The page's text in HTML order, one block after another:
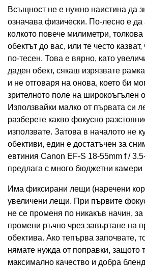
Всъщност не е нужно наистина да
означава физически. По-лесно е да
колкото повече милиметри,
обектът до вас, или те често
по-тесен. Това е вярно, като
даден обект, сякаш изрязвате
и не отговаря на онова, което би
зрителното поле на широкоъгълен
Използвайки малко от първата си
разберете какво фокусно
използвате. Затова в началото не
обективи, един е достатъчен за
евтиния Canon EF-S 18-55mm f /
предлага с много бюджетни камери
Има фиксирани лещи (наречени
увеличени лещи. При първите
не се променя по никакъв начин,
промени ръчно чрез завъртане на
обектива. Ако тепърва започвате,
нямате нужда от поправки, защото
максимално качество и добра